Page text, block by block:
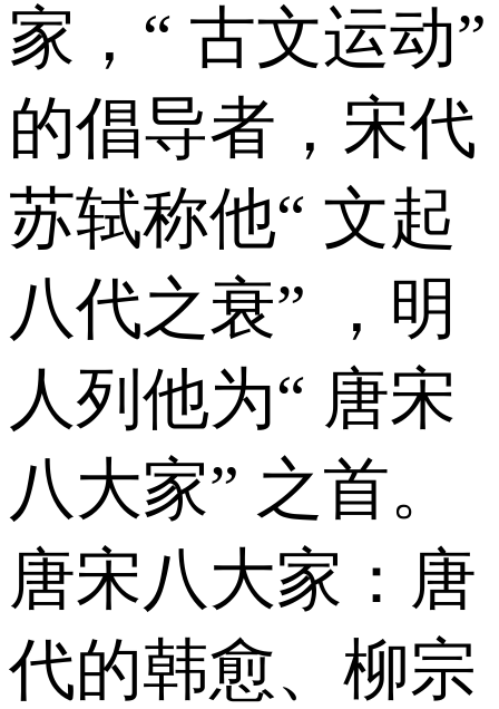
家，“ 古文运动”
的倡导者，宋代
苏轼称他“ 文起
八代之衰” ，明
人列他为“ 唐宋
八大家” 之首。
唐宋八大家：唐
代的韩愈、柳宗